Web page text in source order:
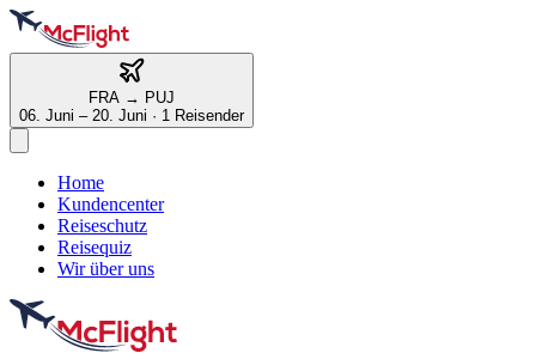
FRA → PUJ
06. Juni – 20. Juni · 1 Reisender
Home
Kundencenter
Reiseschutz
Reisequiz
Wir über uns